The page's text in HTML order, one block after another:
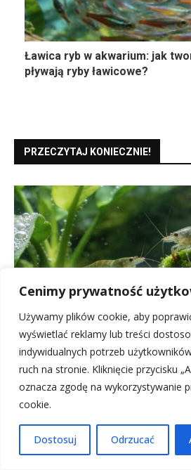
Cenimy prywatność
Używamy plików cookie, aby
wyświetlać reklamy lub treści
indywidualnych potrzeb
ruch na stronie. Kliknięcie przycisku
oznacza zgodę na wykorzystywanie
cookie.
Dostosuj Odrzucać
Ławica ryb w akwarium: jak
pływają ryby ławicowe?
PRZECZYTAJ KONIECZNIE!
Co zjada glony w akwarium?
w walce z glonami